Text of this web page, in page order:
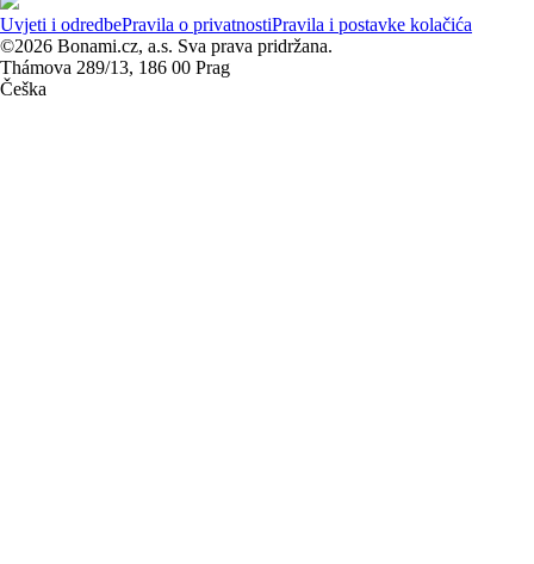
Uvjeti i odredbePravila o privatnostiPravila i postavke kolačića
©2026 Bonami.cz, a.s. Sva prava pridržana.
Thámova 289/13, 186 00 Prag
Češka